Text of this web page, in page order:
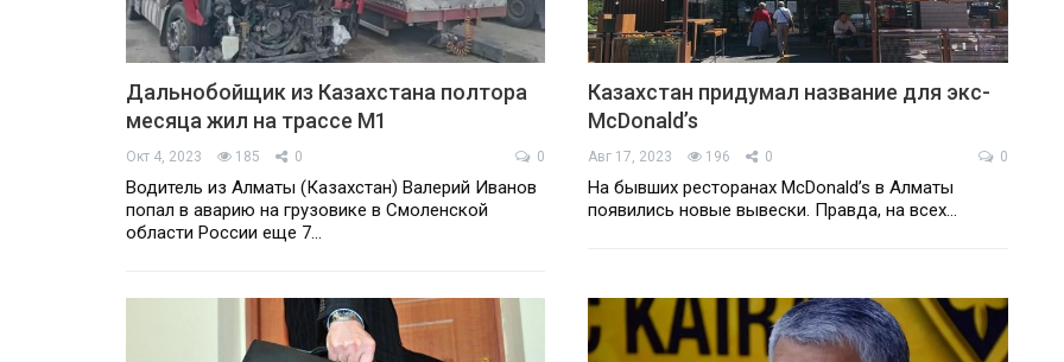
Дальнобойщик из Казахстана полтора
месяца жил на трассе М1
Окт 4, 2023 185 0 0
Водитель из Алматы (Казахстан) Валерий Иванов
попал в аварию на грузовике в Смоленской
области России еще 7…
Казахстан придумал название для экс-
McDonald’s
Авг 17, 2023 196 0 0
На бывших ресторанах McDonald’s в Алматы
появились новые вывески. Правда, на всех…